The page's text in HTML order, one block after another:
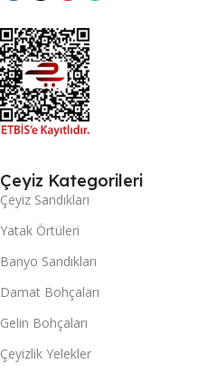
Çeyiz Kategorileri
Çeyiz Sandıkları
Yatak Örtüleri
Banyo Sandıkları
Damat Bohçaları
Gelin Bohçaları
Çeyizlik Yelekler